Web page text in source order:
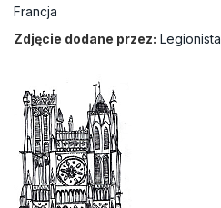
Francja
Zdjęcie dodane przez: Legionista